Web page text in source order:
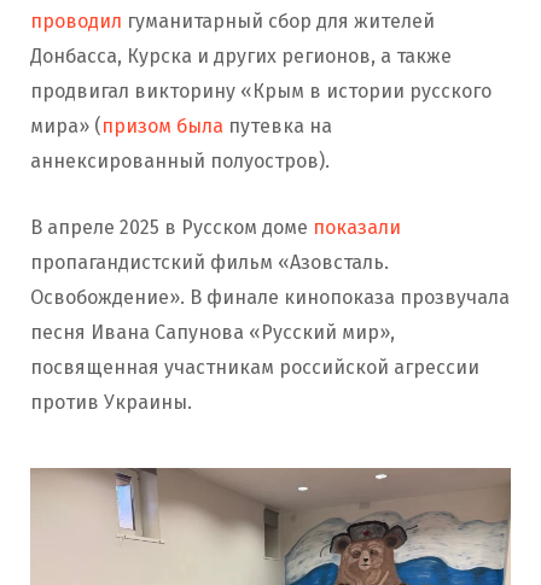
проводил гуманитарный сбор для жителей
Донбасса, Курска и других регионов, а также
продвигал викторину «Крым в истории русского
мира» (призом была путевка на
аннексированный полуостров).
В апреле 2025 в Русском доме показали
пропагандистский фильм «Азовсталь.
Освобождение». В финале кинопоказа прозвучала
песня Ивана Сапунова «Русский мир»,
посвященная участникам российской агрессии
против Украины.